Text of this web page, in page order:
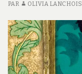
PAR OLIVIA LANCHOIS